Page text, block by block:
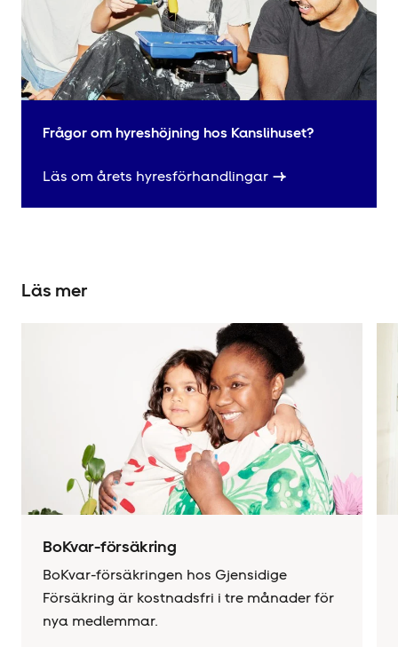
Frågor om hyres­höjning hos Kanslihuset?
Läs om årets hyres­förhandlingar
Läs mer
BoKvar-försäkring
BoKvar-försäkringen hos Gjensidige
Försäkring är kostnadsfri i tre månader för
nya medlemmar.